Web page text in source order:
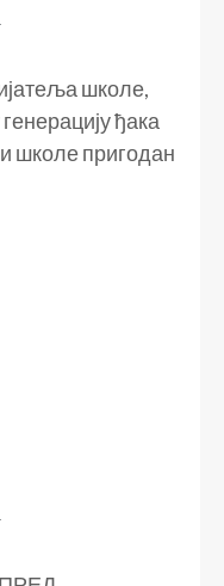
школе,
ђака
школе пригодан